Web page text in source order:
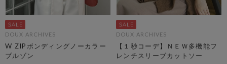
DOUX ARCHIVES
W ZIPボンディングノーカラー
ブルゾン
DOUX ARCHIVES
【１秒コーデ】ＮＥＷ多機能フ
レンチスリーブカットソー